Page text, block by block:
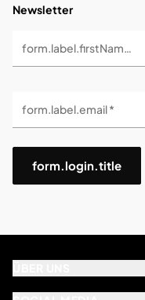
Newsletter
form.label.firstName *
form.label.email *
form.login.title